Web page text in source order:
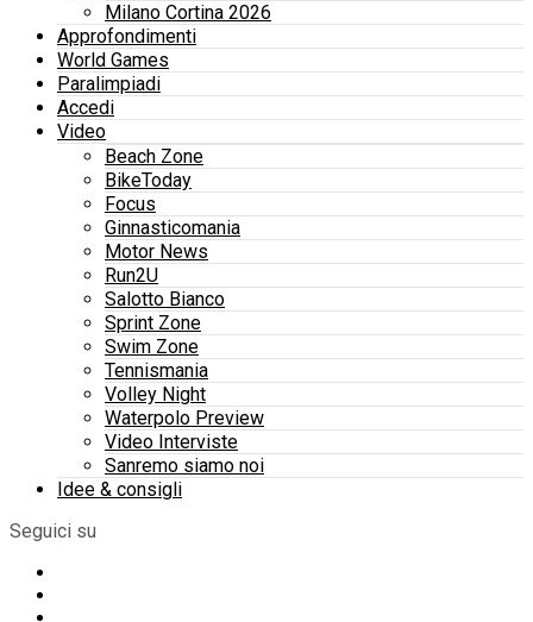
Milano Cortina 2026
Approfondimenti
World Games
Paralimpiadi
Accedi
Video
Beach Zone
BikeToday
Focus
Ginnasticomania
Motor News
Run2U
Salotto Bianco
Sprint Zone
Swim Zone
Tennismania
Volley Night
Waterpolo Preview
Video Interviste
Sanremo siamo noi
Idee & consigli
Seguici su